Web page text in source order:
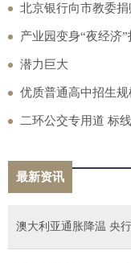
到进厂，可能会遇上
北京银行向市教委
产业园变身“夜经济
潜力巨大
优质普通高中招生
二环公交专用道 标
最新资讯
澳大利亚通胀降温 央